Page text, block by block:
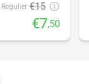
Regulier €15
€7,50